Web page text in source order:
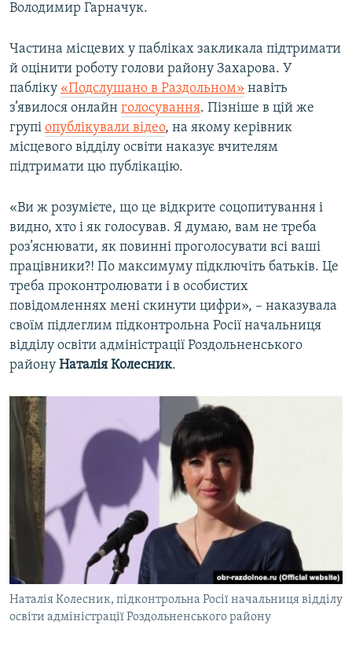
Володимир Гарначук.
Частина місцевих у пабліках закликала підтримати
й оцінити роботу голови району Захарова. У
пабліку «Подслушано в Раздольном» навіть
з’явилося онлайн голосування. Пізніше в цій же
групі опублікували відео, на якому керівник
місцевого відділу освіти наказує вчителям
підтримати цю публікацію.
«Ви ж розумієте, що це відкрите соцопитування і
видно, хто і як голосував. Я думаю, вам не треба
роз’яснювати, як повинні проголосувати всі ваші
працівники?! По максимуму підключіть батьків. Це
треба проконтролювати і в особистих
повідомленнях мені скинути цифри», – наказувала
своїм підлеглим підконтрольна Росії начальниця
відділу освіти адміністрації Роздольненського
району Наталія Колесник.
Наталія Колесник, підконтрольна Росії начальниця відділу
освіти адміністрації Роздольненського району